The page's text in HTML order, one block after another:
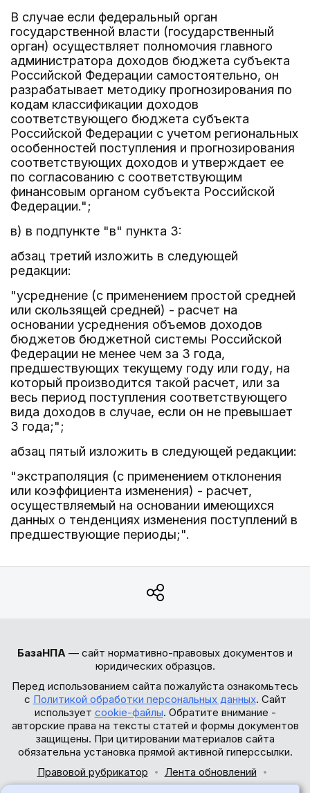
В случае если федеральный орган
государственной власти (государственный
орган) осуществляет полномочия главного
администратора доходов бюджета субъекта
Российской Федерации самостоятельно, он
разрабатывает методику прогнозирования по
кодам классификации доходов
соответствующего бюджета субъекта
Российской Федерации с учетом региональных
особенностей поступления и прогнозирования
соответствующих доходов и утверждает ее
по согласованию с соответствующим
финансовым органом субъекта Российской
Федерации.";
в) в подпункте "в" пункта 3:
абзац третий изложить в следующей
редакции:
"усреднение (с применением простой средней
или скользящей средней) - расчет на
основании усреднения объемов доходов
бюджетов бюджетной системы Российской
Федерации не менее чем за 3 года,
предшествующих текущему году или году, на
который производится такой расчет, или за
весь период поступления соответствующего
вида доходов в случае, если он не превышает
3 года;";
абзац пятый изложить в следующей редакции:
"экстраполяция (с применением отклонения
или коэффициента изменения) - расчет,
осуществляемый на основании имеющихся
данных о тенденциях изменения поступлений в
предшествующие периоды;".
БазаНПА — сайт нормативно-правовых документов и
юридических образцов.
Перед использованием сайта пожалуйста ознакомьтесь
с Политикой обработки персональных данных. Сайт
использует cookie-файлы. Обратите внимание -
авторские права на тексты статей и формы документов
защищены. При цитировании материалов сайта
обязательна установка прямой активной гиперссылки.
Правовой рубрикатор
Лента обновлений